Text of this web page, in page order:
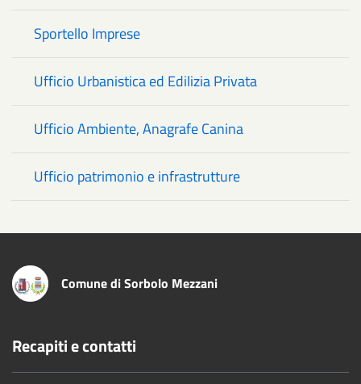
Sportello Imprese
Ufficio Urbanistica ed Edilizia Privata
Ufficio Ambiente, Anagrafe Canina
Ufficio patrimonio e infrastrutture
Comune di Sorbolo Mezzani
Recapiti e contatti